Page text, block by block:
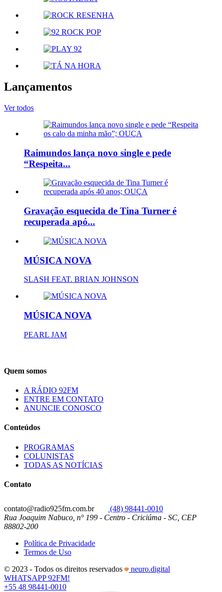
Lançamentos
Ver todos
Raimundos lança novo single e pede
“Respeita...
Gravação esquecida de Tina Turner é
recuperada apó...
MÚSICA NOVA
SLASH FEAT. BRIAN JOHNSON
MÚSICA NOVA
PEARL JAM
Quem somos
A RÁDIO 92FM
ENTRE EM CONTATO
ANUNCIE CONOSCO
Conteúdos
PROGRAMAS
COLUNISTAS
TODAS AS NOTÍCIAS
Contato
contato@radio925fm.com.br
(48) 98441-0010
Rua Joaquim Nabuco, n° 199 - Centro - Criciúma - SC, CEP
88802-200
Política de Privacidade
Termos de Uso
© 2023 - Todos os direitos reservados
neuro.digital
WHATSAPP 92FM!
+55 48 98441-0010